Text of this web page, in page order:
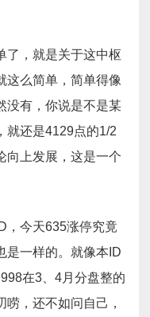
了，就是关于这中枢
这么简单，简单得像
没有，你说是不是某
就还是4129点的1/2
向上发展，这是一个
，今天635涨停究竟
是一样的。就像本ID
在3、4月分盘整的
，还不如问自己，